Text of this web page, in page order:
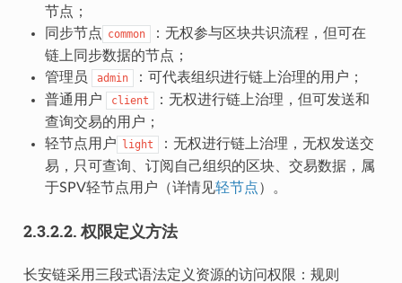
节点；
同步节点 common
：无权参与区块共识流程，但可在
链上同步数据的节点；
管理员
admin
：可代表组织进行链上治理的用户；
普通用户
client
：无权进行链上治理，但可发送和
查询交易的用户；
轻节点用户
light
：无权进行链上治理，无权发送交
易，只可查询、订阅自己组织的区块、交易数据，属
于SPV轻节点用户（详情见轻节点）。
2.3.2.2.权限定义方法
长安链采用三段式语法定义资源的访问权限：规则